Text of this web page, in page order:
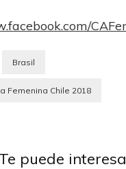
Brasil
Femenina Chile 2018
Te puede